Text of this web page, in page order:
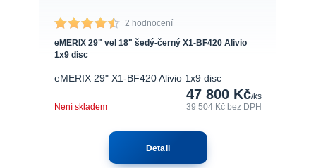
2 hodnocení
eMERIX 29" vel 18" šedý-černý X1-BF420 Alivio
1x9 disc
eMERIX 29" X1-BF420 Alivio 1x9 disc
47 800 Kč/ks
39 504 Kč bez DPH
Není skladem
Detail